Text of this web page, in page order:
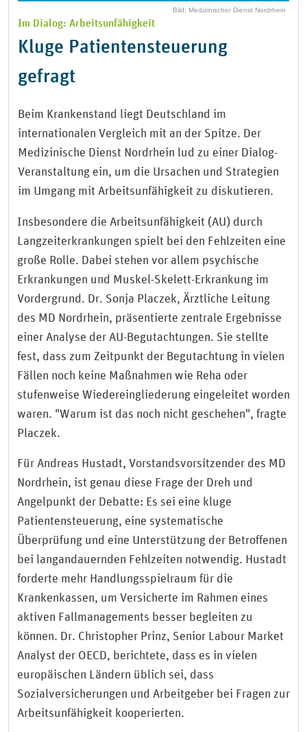
Bild: Medizinischer Dienst Nordrhein
Im Dialog: Arbeitsunfähigkeit
Kluge Patientensteuerung
gefragt
Beim Krankenstand liegt Deutschland im
internationalen Vergleich mit an der Spitze. Der
Medizinische Dienst Nordrhein lud zu einer Dialog-
Veranstaltung ein, um die Ursachen und Strategien
im Umgang mit Arbeitsunfähigkeit zu diskutieren.
Insbesondere die Arbeitsunfähigkeit (AU) durch
Langzeiterkrankungen spielt bei den Fehlzeiten eine
große Rolle. Dabei stehen vor allem psychische
Erkrankungen und Muskel-Skelett-Erkrankung im
Vordergrund. Dr. Sonja Placzek, Ärztliche Leitung
des MD Nordrhein, präsentierte zentrale Ergebnisse
einer Analyse der AU-Begutachtungen. Sie stellte
fest, dass zum Zeitpunkt der Begutachtung in vielen
Fällen noch keine Maßnahmen wie Reha oder
stufenweise Wiedereingliederung eingeleitet worden
waren. "Warum ist das noch nicht geschehen", fragte
Placzek.
Für Andreas Hustadt, Vorstandsvorsitzender des MD
Nordrhein, ist genau diese Frage der Dreh und
Angelpunkt der Debatte: Es sei eine kluge
Patientensteuerung, eine systematische
Überprüfung und eine Unterstützung der Betroffenen
bei langandauernden Fehlzeiten notwendig. Hustadt
forderte mehr Handlungsspielraum für die
Krankenkassen, um Versicherte im Rahmen eines
aktiven Fallmanagements besser begleiten zu
können. Dr. Christopher Prinz, Senior Labour Market
Analyst der OECD, berichtete, dass es in vielen
europäischen Ländern üblich sei, dass
Sozialversicherungen und Arbeitgeber bei Fragen zur
Arbeitsunfähigkeit kooperierten.